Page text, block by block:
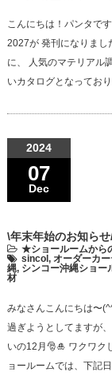
こんにちは！パンタで
2027が 発刊になりまし
に、 人気のマテリアル
いカタログとなってお
2024
07
Dec
\年末年始のお知ら
★ショールームから
sincol, オーダーカ
縄, シンコー沖縄ショー
材
みなさんこんにちは〜
過ぎようとしてますが
いの12月🎅🎍 ワクワク
ョールームでは、下記